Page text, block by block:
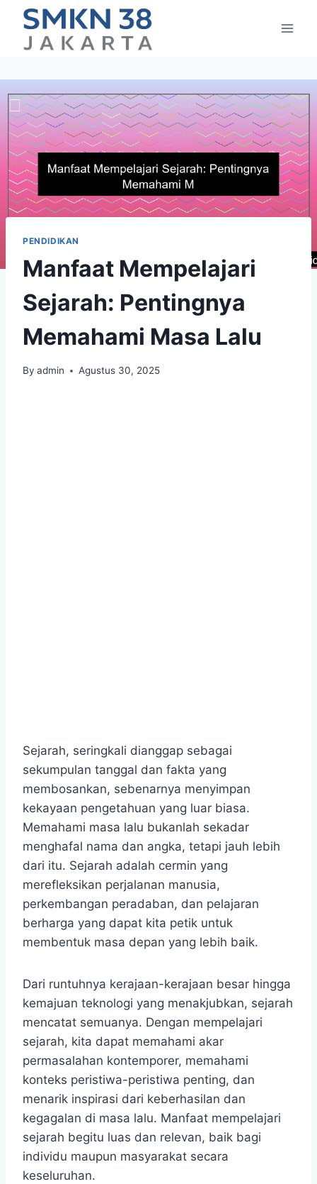
content
PENDIDIKAN
Manfaat Mempelajari
Sejarah: Pentingnya
Memahami Masa Lalu
By admin Agustus 30, 2025
Sejarah, seringkali dianggap sebagai
sekumpulan tanggal dan fakta yang
membosankan, sebenarnya menyimpan
kekayaan pengetahuan yang luar biasa.
Memahami masa lalu bukanlah sekadar
menghafal nama dan angka, tetapi jauh lebih
dari itu. Sejarah adalah cermin yang
merefleksikan perjalanan manusia,
perkembangan peradaban, dan pelajaran
berharga yang dapat kita petik untuk
membentuk masa depan yang lebih baik.
Dari runtuhnya kerajaan-kerajaan besar hingga
kemajuan teknologi yang menakjubkan, sejarah
mencatat semuanya. Dengan mempelajari
sejarah, kita dapat memahami akar
permasalahan kontemporer, memahami
konteks peristiwa-peristiwa penting, dan
menarik inspirasi dari keberhasilan dan
kegagalan di masa lalu. Manfaat mempelajari
sejarah begitu luas dan relevan, baik bagi
individu maupun masyarakat secara
keseluruhan.